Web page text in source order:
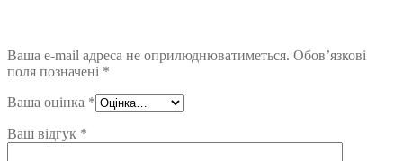
Ваша e-mail адреса не оприлюднюватиметься. Обов’язкові
поля позначені *
Ваша оцінка *
Ваш відгук *